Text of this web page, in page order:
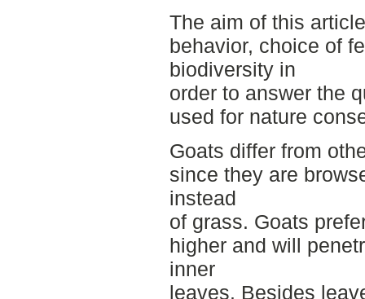
The aim of this
behavior, choice of
biodiversity in
order to answer the
used for nature
Goats differ from
since they are
instead
of grass. Goats
higher and will
inner
leaves. Besides